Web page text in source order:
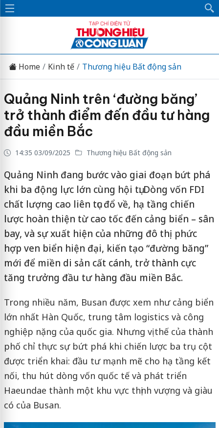
Home Kinh tế Thương hiệu Bất động sản
Quảng Ninh trên ‘đường băng’
trở thành điểm đến đầu tư hàng
đầu miền Bắc
14:35 03/09/2025 Thương hiệu Bất động sản
Quảng Ninh đang bước vào giai đoạn bứt phá
khi ba động lực lớn cùng hội tụ: Dòng vốn FDI
chất lượng cao liên tục đổ về, hạ tầng chiến
lược hoàn thiện từ cao tốc đến cảng biển – sân
bay, và sự xuất hiện của những đô thị phức
hợp ven biển hiện đại, kiến tạo “đường băng”
mới để miền di sản cất cánh, trở thành cực
tăng trưởng đầu tư hàng đầu miền Bắc.
Trong nhiều năm, Busan được xem như cảng biển
lớn nhất Hàn Quốc, trung tâm logistics và công
nghiệp nặng của quốc gia. Nhưng vị thế của thành
phố chỉ thực sự bứt phá khi chiến lược ba trụ cột
được triển khai: đầu tư mạnh mẽ cho hạ tầng kết
nối, thu hút dòng vốn quốc tế và phát triển
Haeundae thành một khu vực thịnh vượng và giàu
có của Busan.